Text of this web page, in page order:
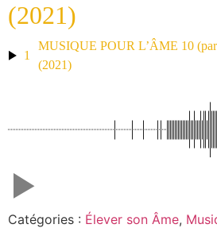
(2021)
1
MUSIQUE POUR L’ÂME 10 (par
(2021)
Catégories : Élever son Âme,